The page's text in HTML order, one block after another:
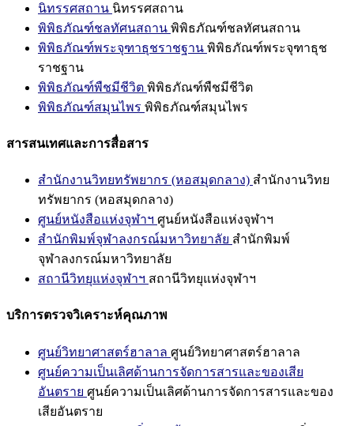
นิทรรศสถาน นิทรรศสถาน
พิพิธภัณฑ์ชลทัศนสถาน พิพิธภัณฑ์ชลทัศนสถาน
พิพิธภัณฑ์พระจุฑาธุชราชฐาน พิพิธภัณฑ์พระจุฑาธุช
ราชฐาน
พิพิธภัณฑ์พืชมีชีวิต พิพิธภัณฑ์พืชมีชีวิต
พิพิธภัณฑ์สมุนไพร พิพิธภัณฑ์สมุนไพร
สารสนเทศและการสื่อสาร
สำนักงานวิทยทรัพยากร (หอสมุดกลาง) สำนักงานวิทย
ทรัพยากร (หอสมุดกลาง)
ศูนย์หนังสือแห่งจุฬาฯ ศูนย์หนังสือแห่งจุฬาฯ
สำนักพิมพ์จุฬาลงกรณ์มหาวิทยาลัย สำนักพิมพ์
จุฬาลงกรณ์มหาวิทยาลัย
สถานีวิทยุแห่งจุฬาฯ สถานีวิทยุแห่งจุฬาฯ
บริการตรวจวิเคราะห์คุณภาพ
ศูนย์วิทยาศาสตร์ฮาลาล ศูนย์วิทยาศาสตร์ฮาลาล
ศูนย์ความเป็นเลิศด้านการจัดการสารและของเสีย
อันตราย ศูนย์ความเป็นเลิศด้านการจัดการสารและของ
เสียอันตราย